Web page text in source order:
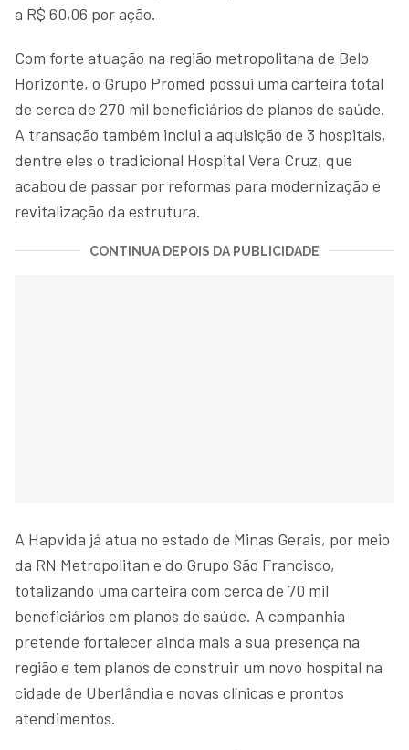
a R$ 60,06 por ação.
Com forte atuação na região metropolitana de Belo
Horizonte, o Grupo Promed possui uma carteira total
de cerca de 270 mil beneficiários de planos de saúde.
A transação também inclui a aquisição de 3 hospitais,
dentre eles o tradicional Hospital Vera Cruz, que
acabou de passar por reformas para modernização e
revitalização da estrutura.
CONTINUA DEPOIS DA PUBLICIDADE
A Hapvida já atua no estado de Minas Gerais, por meio
da RN Metropolitan e do Grupo São Francisco,
totalizando uma carteira com cerca de 70 mil
beneficiários em planos de saúde. A companhia
pretende fortalecer ainda mais a sua presença na
região e tem planos de construir um novo hospital na
cidade de Uberlândia e novas clínicas e prontos
atendimentos.